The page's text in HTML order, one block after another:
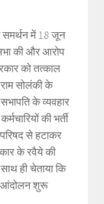
समर्थन में 18 जून
की और आरोप
को तत्काल
सोलंकी के
के व्यवहार
की भर्ती
से हटाकर
के रवैये की
ही चेताया कि
आंदोलन शुरू